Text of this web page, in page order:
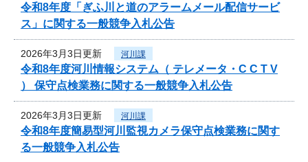
令和8年度「ぎふ川と道のアラームメール配信サービ
ス」に関する一般競争入札公告
2026年3月3日更新 河川課
令和8年度河川情報システム（ テレメータ・C C T V
） 保守点検業務に関する一般競争入札公告
2026年3月3日更新 河川課
令和8年度簡易型河川監視カメラ保守点検業務に関す
る一般競争入札公告